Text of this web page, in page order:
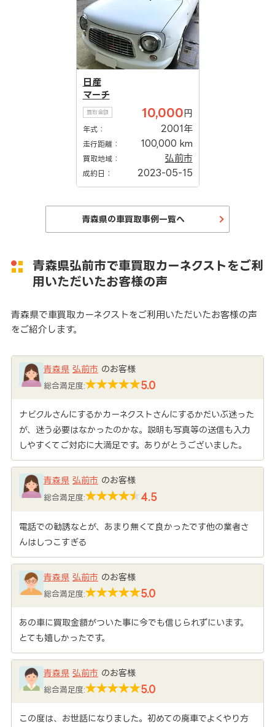
日産
マーチ
買取金額 10,000 円
年式： 2001年
走行距離： 100,000 km
買取地域： 弘前市
成約日： 2023-05-15
青森県の車買取事例一覧へ
青森県弘前市で車買取カーネクストをご利
用いただいたお客様の声
青森県で車買取カーネクストをご利用いただいたお客様の声
をご紹介します。
青森県 弘前市 のお客様
総合満足度: 5.0
ナビクルさんにするかカーネクストさんにするかだいぶ迷った
が、迷う必要はなかったのかな。説明も写真等の送信も入力
しやすくてご対応に大満足です。ありがとうございました。
青森県 弘前市 のお客様
総合満足度: 4.5
電話での勧誘なとが、あまり無くて良かったです他の業者さ
んはしつこすぎる
青森県 弘前市 のお客様
総合満足度: 5.0
あの車に買取金額がついた事に今でも信じられずにいます。
とても嬉しかったです。
青森県 弘前市 のお客様
総合満足度: 5.0
この度は、お世話になりました。初めての廃車でよくやり方